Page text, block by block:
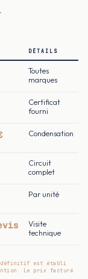
DÉTAILS
Toutes
marques
Certificat
fourni
Condensation
Circuit
complet
Par unité
Visite
technique
définitif est établi
Le prix facturé